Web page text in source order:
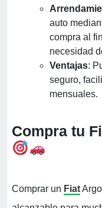
auto
compra al
necesidad
Ventajas:
seguro,
mensuales.
Compra tu
Comprar un Fiat